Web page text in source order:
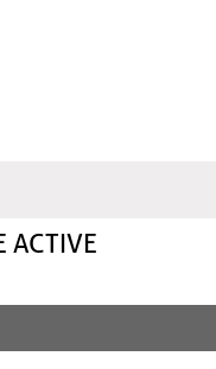
ACTIVE